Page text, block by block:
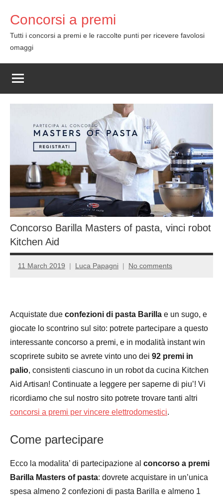
content
Concorsi a premi
Tutti i concorsi a premi e le raccolte punti per ricevere favolosi
omaggi
Concorso Barilla Masters of pasta, vinci robot
Kitchen Aid
11 March 2019 Luca Papagni No comments
Acquistate due confezioni di pasta Barilla e un sugo, e
giocate lo scontrino sul sito: potrete partecipare a questo
interessante concorso a premi, e in modalità instant win
scoprirete subito se avrete vinto uno dei 92 premi in
palio, consistenti ciascuno in un robot da cucina Kitchen
Aid Artisan! Continuate a leggere per saperne di piu’! Vi
ricordiamo che sul nostro sito potrete trovare tanti altri
concorsi a premi per vincere elettrodomestici.
Come partecipare
Ecco la modalita’ di partecipazione al concorso a premi
Barilla Masters of pasta: dovrete acquistare in un’unica
spesa almeno 2 confezioni di pasta Barilla e almeno 1